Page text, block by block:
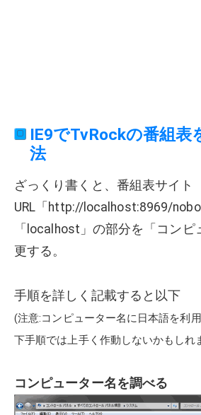
IE9でTvRockの番組表
法
ざっくり書くと、番組表サイト
URL「http://localhost:8969/
「localhost」の部分を「コン
更する。
手順を詳しく記載すると以下
(注意:コンピューター名に日本語を利
下手順では上手く作動しないかもしれ
コンピューター名を調べる